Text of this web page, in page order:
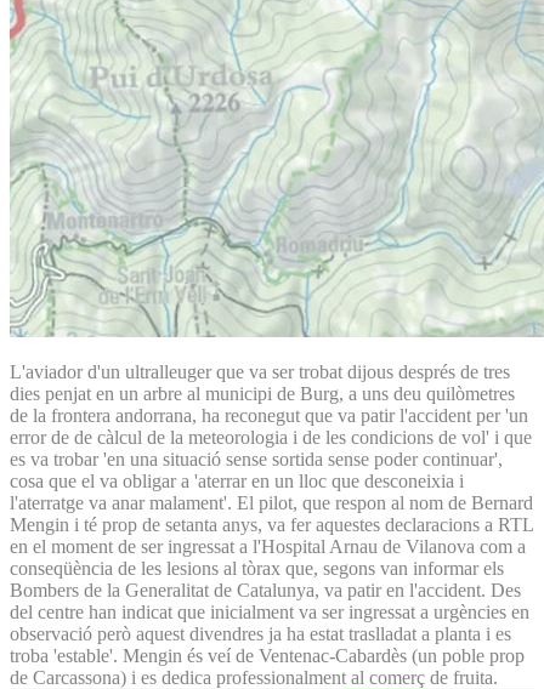
L'aviador d'un ultralleuger que va ser trobat dijous després de tres
dies penjat en un arbre al municipi de Burg, a uns deu quilòmetres
de la frontera andorrana, ha reconegut que va patir l'accident per 'un
error de de càlcul de la meteorologia i de les condicions de vol' i que
es va trobar 'en una situació sense sortida sense poder continuar',
cosa que el va obligar a 'aterrar en un lloc que desconeixia i
l'aterratge va anar malament'. El pilot, que respon al nom de Bernard
Mengin i té prop de setanta anys, va fer aquestes declaracions a RTL
en el moment de ser ingressat a l'Hospital Arnau de Vilanova com a
conseqüència de les lesions al tòrax que, segons van informar els
Bombers de la Generalitat de Catalunya, va patir en l'accident. Des
del centre han indicat que inicialment va ser ingressat a urgències en
observació però aquest divendres ja ha estat traslladat a planta i es
troba 'estable'. Mengin és veí de Ventenac-Cabardès (un poble prop
de Carcassona) i es dedica professionalment al comerç de fruita.